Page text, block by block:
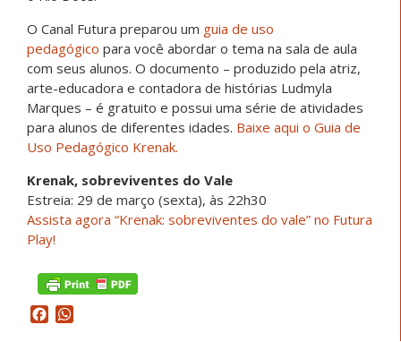
O Canal Futura preparou um guia de uso
pedagógico para você abordar o tema na sala de aula
com seus alunos. O documento – produzido pela atriz,
arte-educadora e contadora de histórias Ludmyla
Marques – é gratuito e possui uma série de atividades
para alunos de diferentes idades. Baixe aqui o Guia de
Uso Pedagógico Krenak.
Krenak, sobreviventes do Vale
Estreia: 29 de março (sexta), às 22h30
Assista agora “Krenak: sobreviventes do vale” no Futura
Play!
Facebook